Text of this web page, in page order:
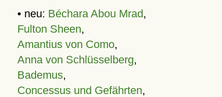
• neu: Béchara Abou Mrad,
Fulton Sheen,
Amantius von Como,
Anna von Schlüsselberg,
Bademus,
Concessus und Gefährten,